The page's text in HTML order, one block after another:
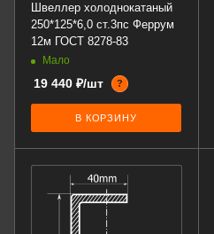
Швеллер холоднокатаный
250*125*6,0 ст.3пс Феррум
12м ГОСТ 8278-83
Мало
19 440 ₽/шт ?
В КОРЗИНУ